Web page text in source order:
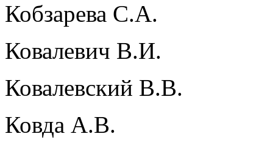
Кобзарева С.А.
Ковалевич В.И.
Ковалевский В.В.
Ковда А.В.